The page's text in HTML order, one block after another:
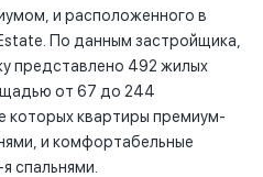
и расположенного в
По данным застройщика,
представлено 492 жилых
от 67 до 244
которых квартиры премиум-
и комфортабельные
спальнями.